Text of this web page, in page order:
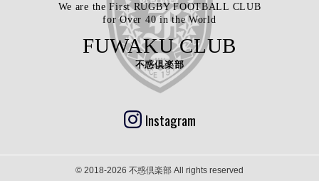
We are the First RUGBY FOOTBALL CLUB
for Over 40 in the World
FUWAKU CLUB
不惑倶楽部
Instagram
© 2018-2026 不惑倶楽部 All rights reserved